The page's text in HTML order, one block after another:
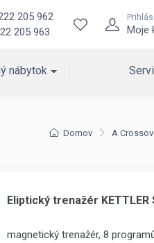
205 962
205 963 Moje
nábytok
Domov A
Eliptický trenažér KETTLER
magnetický trenažér, 8